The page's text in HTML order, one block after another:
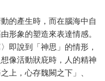
生時，而在腦海中自
形象的塑造來表達情感。
即說到「神思」的情形，
像活動狀庇時，人的精神
上，心存魏闕之下」、